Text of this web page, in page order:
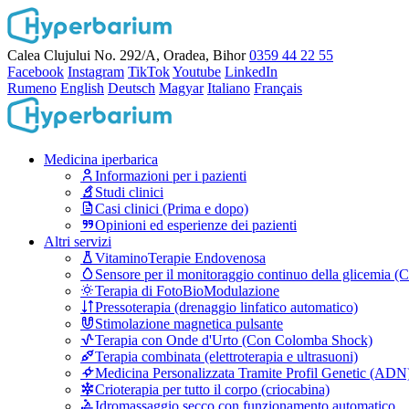
Calea Clujului No. 292/A, Oradea, Bihor 0359 44 22 55
Facebook Instagram TikTokYoutube LinkedIn
Rumeno English Deutsch Magyar Italiano Français
Medicina iperbarica
Informazioni per i pazienti
Studi clinici
Casi clinici (Prima e dopo)
Opinioni ed esperienze dei pazienti
Altri servizi
VitaminoTerapie Endovenosa
Sensore per il monitoraggio continuo della glicemia
Terapia di FotoBioModulazione
Pressoterapia (drenaggio linfatico automatico)
Stimolazione magnetica pulsante
Terapia con Onde d'Urto (Con Colomba Shock)
Terapia combinata (elettroterapia e ultrasuoni)
Medicina Personalizzata Tramite Profil Genetic
Crioterapia per tutto il corpo (criocabina)
Idromassaggio secco con funzionamento automatico